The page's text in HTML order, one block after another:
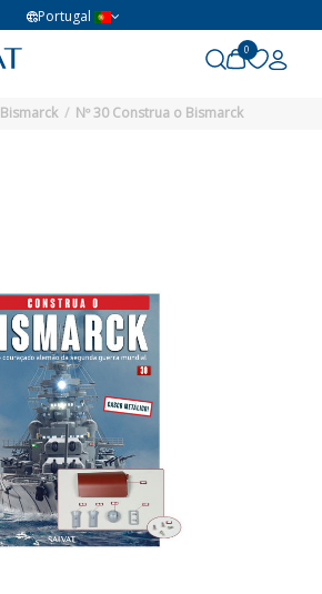
Portugal
0
Bismarck Nº 30 Construa o Bismarck